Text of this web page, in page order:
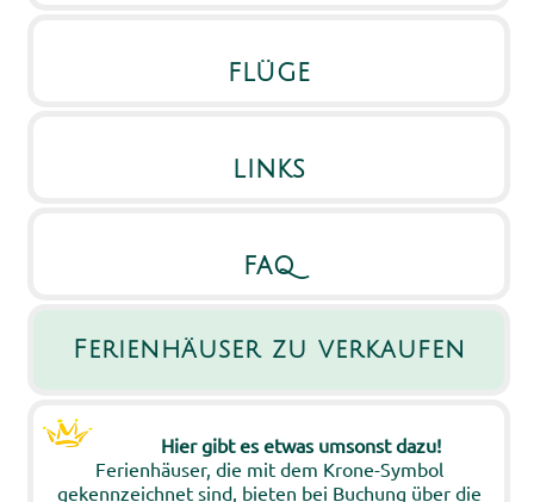
flüge
links
faq
Ferienhäuser zu verkaufen
Hier gibt es etwas umsonst dazu!
Ferienhäuser, die mit dem Krone-Symbol
gekennzeichnet sind, bieten bei Buchung über die